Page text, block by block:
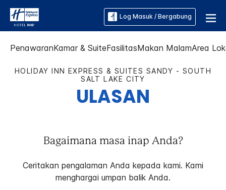
Log Masuk / Bergabung
PenawaranKamar & SuiteFasilitasMakan MalamArea
HOLIDAY INN EXPRESS & SUITES SANDY - SOUTH
SALT LAKE CITY
ULASAN
Bagaimana masa inap Anda?
Ceritakan pengalaman Anda kepada kami. Kami
menghargai umpan balik Anda.